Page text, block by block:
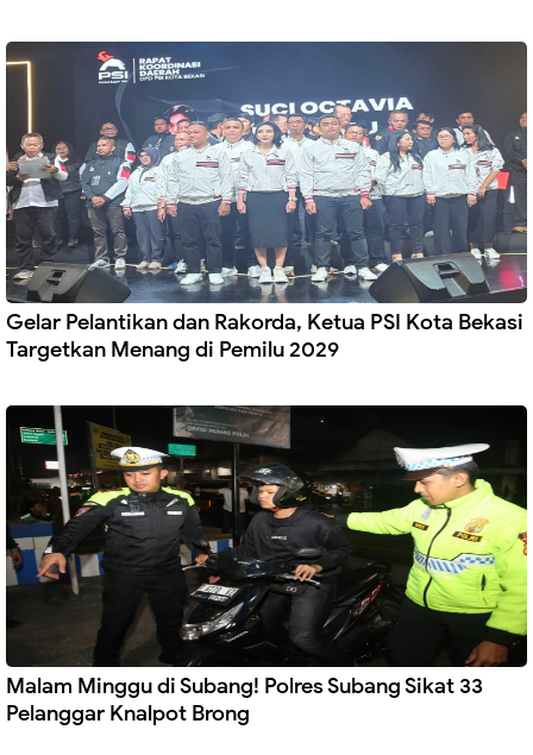
Gelar Pelantikan dan Rakorda, Ketua PSI Kota Bekasi
Targetkan Menang di Pemilu 2029
Malam Minggu di Subang! Polres Subang Sikat 33
Pelanggar Knalpot Brong